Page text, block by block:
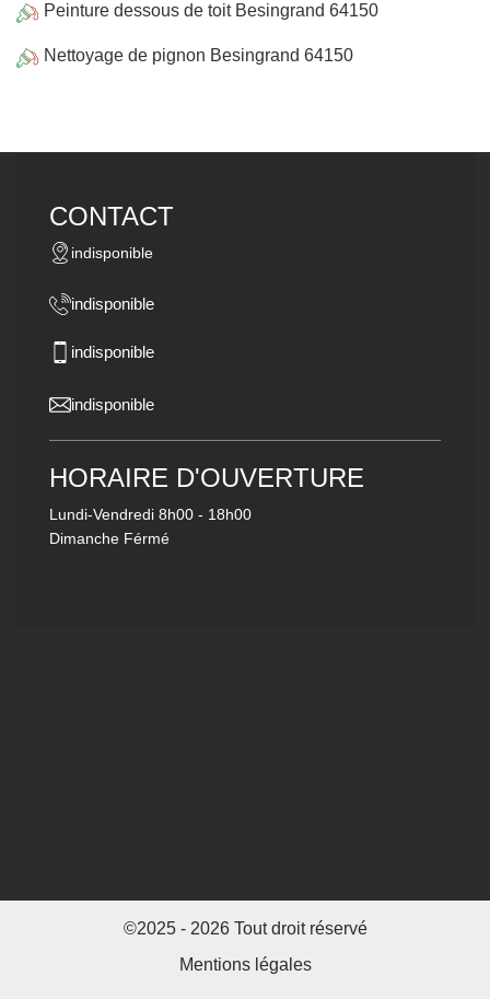
Peinture dessous de toit Besingrand 64150
Nettoyage de pignon Besingrand 64150
CONTACT
indisponible
indisponible
indisponible
indisponible
HORAIRE D'OUVERTURE
Lundi-Vendredi 8h00 - 18h00
Dimanche Férmé
©2025 - 2026 Tout droit réservé
Mentions légales